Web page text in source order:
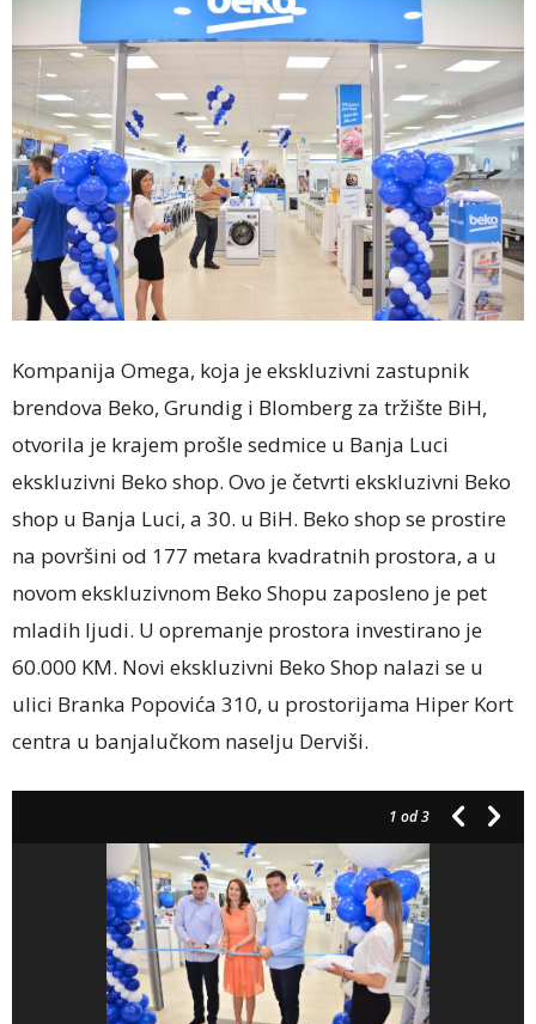
Kompanija Omega, koja je ekskluzivni zastupnik
brendova Beko, Grundig i Blomberg za tržište BiH,
otvorila je krajem prošle sedmice u Banja Luci
ekskluzivni Beko shop. Ovo je četvrti ekskluzivni Beko
shop u Banja Luci, a 30. u BiH. Beko shop se prostire
na površini od 177 metara kvadratnih prostora, a u
novom ekskluzivnom Beko Shopu zaposleno je pet
mladih ljudi. U opremanje prostora investirano je
60.000 KM. Novi ekskluzivni Beko Shop nalazi se u
ulici Branka Popovića 310, u prostorijama Hiper Kort
centra u banjalučkom naselju Derviši.
1 od 3